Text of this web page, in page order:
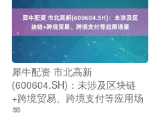
犀牛配资 市北高新
(600604.SH)：未涉及区块链
+跨境贸易、跨境支付等应用场